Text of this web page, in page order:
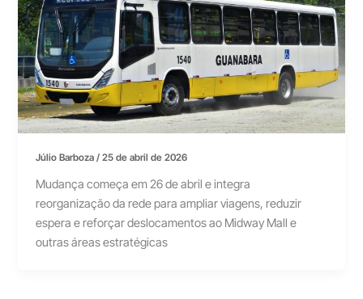
Júlio Barboza/25 de abril de 2026
Mudança começa em 26 de abril e integra
reorganização da rede para ampliar viagens, reduzir
espera e reforçar deslocamentos ao Midway Mall e
outras áreas estratégicas